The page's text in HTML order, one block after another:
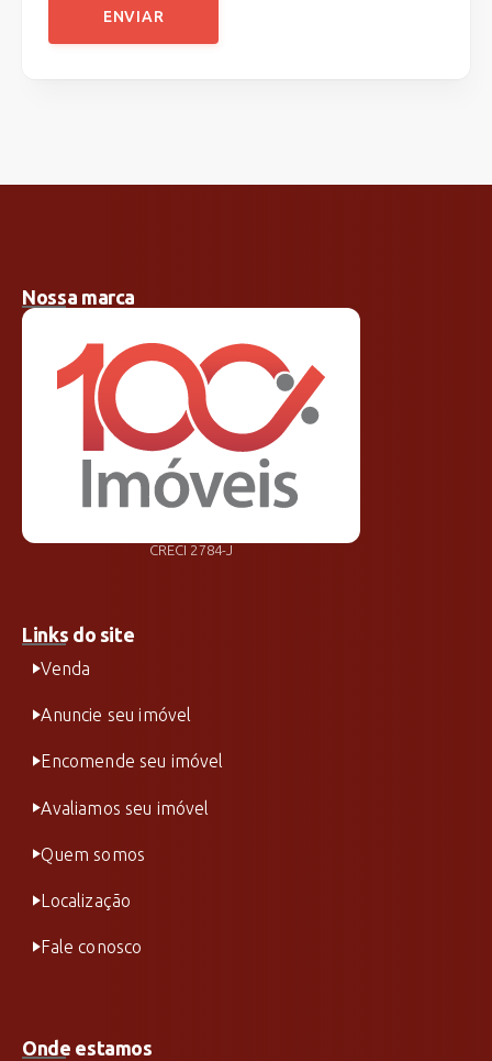
ENVIAR
Nossa marca
CRECI 2784-J
Links do site
Venda
Anuncie seu imóvel
Encomende seu imóvel
Avaliamos seu imóvel
Quem somos
Localização
Fale conosco
Onde estamos